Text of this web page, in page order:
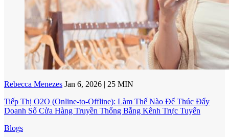
Rebecca Menezes Jan 6, 2026 | 25 MIN
Tiếp Thị O2O (Online-to-Offline): Làm Thế Nào Để Thúc Đẩy
Doanh Số Cửa Hàng Truyền Thống Bằng Kênh Trực Tuyến
Blogs